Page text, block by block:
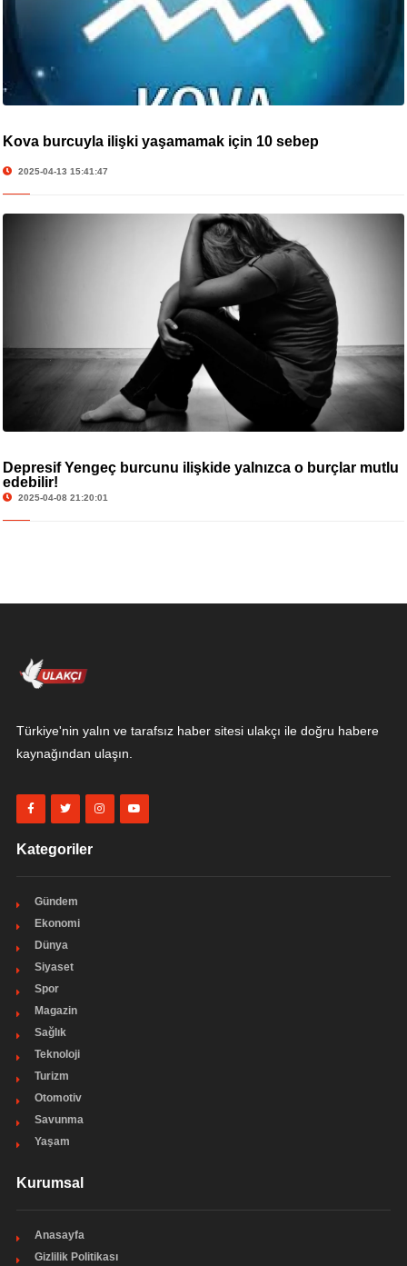
Kova burcuyla ilişki yaşamamak için 10 sebep
2025-04-13 15:41:47
Depresif Yengeç burcunu ilişkide yalnızca o burçlar mutlu
edebilir!
2025-04-08 21:20:01
Türkiye'nin yalın ve tarafsız haber sitesi ulakçı ile doğru habere
kaynağından ulaşın.
Kategoriler
Gündem
Ekonomi
Dünya
Siyaset
Spor
Magazin
Sağlık
Teknoloji
Turizm
Otomotiv
Savunma
Yaşam
Kurumsal
Anasayfa
Gizlilik Politikası